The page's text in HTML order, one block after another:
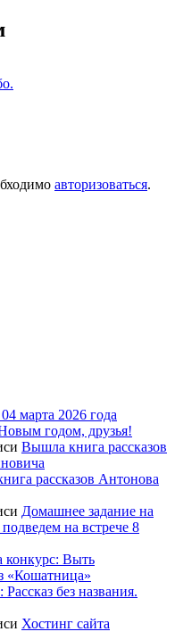
авторизоваться.
марта 2026 года
годом, друзья!
Вышла книга рассказов
рассказов Антонова
Домашнее задание на
на встрече 8
конкурс: Выть
«Кошатница»
без названия.
Хостинг сайта